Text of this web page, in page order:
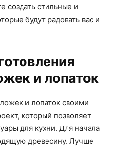
создать стильные и
будут радовать вас и
и лопаток
и лопаток своими
который позволяет
для кухни. Для начала
древесину. Лучше